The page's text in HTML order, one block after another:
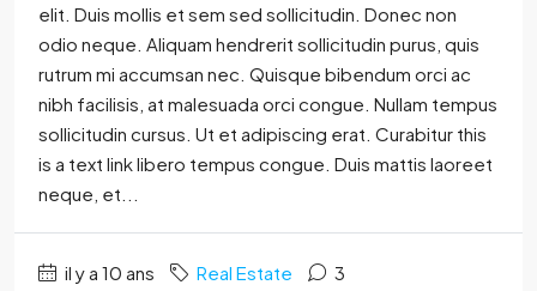
elit. Duis mollis et sem sed sollicitudin. Donec non
odio neque. Aliquam hendrerit sollicitudin purus, quis
rutrum mi accumsan nec. Quisque bibendum orci ac
nibh facilisis, at malesuada orci congue. Nullam tempus
sollicitudin cursus. Ut et adipiscing erat. Curabitur this
is a text link libero tempus congue. Duis mattis laoreet
neque, et...
il y a 10 ans Real Estate 3